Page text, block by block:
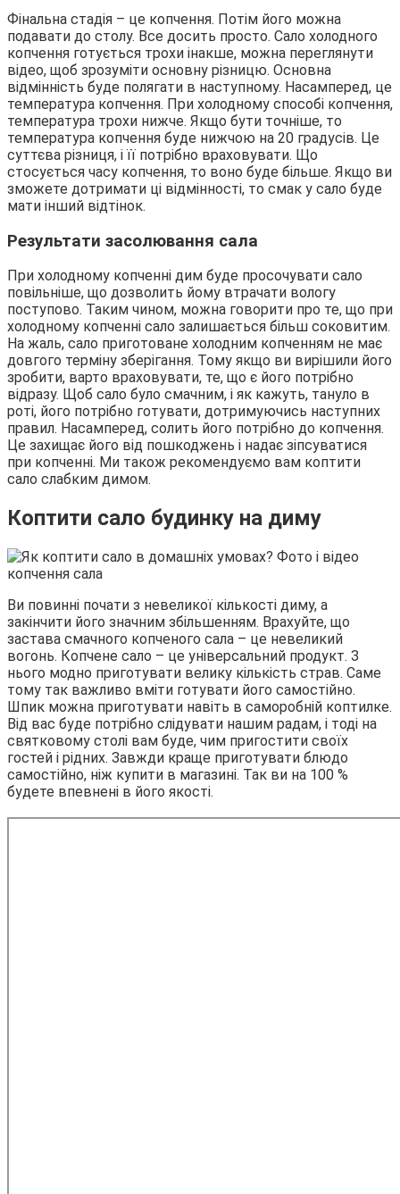
Фінальна стадія – це копчення. Потім його можна
подавати до столу. Все досить просто. Сало холодного
копчення готується трохи інакше, можна переглянути
відео, щоб зрозуміти основну різницю. Основна
відмінність буде полягати в наступному. Насамперед, це
температура копчення. При холодному способі копчення,
температура трохи нижче. Якщо бути точніше, то
температура копчення буде нижчою на 20 градусів. Це
суттєва різниця, і її потрібно враховувати. Що
стосується часу копчення, то воно буде більше. Якщо ви
зможете дотримати ці відмінності, то смак у сало буде
мати інший відтінок.
Результати засолювання сала
При холодному копченні дим буде просочувати сало
повільніше, що дозволить йому втрачати вологу
поступово. Таким чином, можна говорити про те, що при
холодному копченні сало залишається більш соковитим.
На жаль, сало приготоване холодним копченням не має
довгого терміну зберігання. Тому якщо ви вирішили його
зробити, варто враховувати, те, що є його потрібно
відразу. Щоб сало було смачним, і як кажуть, тануло в
роті, його потрібно готувати, дотримуючись наступних
правил. Насамперед, солить його потрібно до копчення.
Це захищає його від пошкоджень і надає зіпсуватися
при копченні. Ми також рекомендуємо вам коптити
сало слабким димом.
Коптити сало будинку на диму
Ви повинні почати з невеликої кількості диму, а
закінчити його значним збільшенням. Врахуйте, що
застава смачного копченого сала – це невеликий
вогонь. Копчене сало – це універсальний продукт. З
нього модно приготувати велику кількість страв. Саме
тому так важливо вміти готувати його самостійно.
Шпик можна приготувати навіть в саморобній коптилке.
Від вас буде потрібно слідувати нашим радам, і тоді на
святковому столі вам буде, чим пригостити своїх
гостей і рідних. Завжди краще приготувати блюдо
самостійно, ніж купити в магазині. Так ви на 100 %
будете впевнені в його якості.